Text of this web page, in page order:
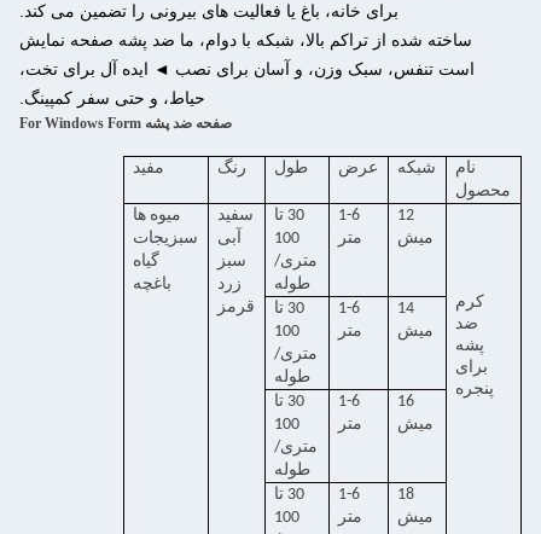
برای خانه، باغ یا فعالیت های بیرونی را تضمین می کند.
ساخته شده از تراکم بالا، شبکه با دوام، ما ضد پشه صفحه نمایش
است تنفس، سبک وزن، و آسان برای نصب ◄ ایده آل برای تخت،
حیاط، و حتی سفر کمپینگ.
صفحه ضد پشه For Windows Form
نام
محصول
شبکه عرض طول رنگ مفید
کرم
ضد
پشه
برای
پنجره
12
ميش
1-6
متر
30 تا
100
متری/
طوله
سفيد
آبی
سبز
زرد
قرمز
میوه ها
سبزیجات
گیاه
باغچه
14
ميش
1-6
متر
30 تا
100
متری/
طوله
16
ميش
1-6
متر
30 تا
100
متری/
طوله
18
ميش
1-6
متر
30 تا
100